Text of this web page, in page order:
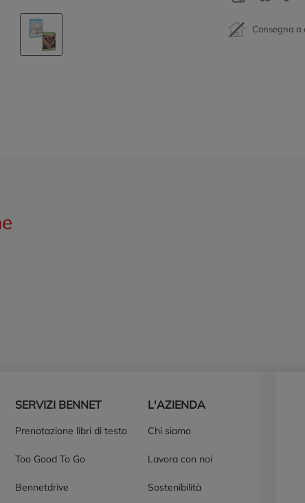
Consegna a
SERVIZI BENNET
Prenotazione libri di testo
Too Good To Go
Bennetdrive
L'AZIENDA
Chi siamo
Lavora con noi
Sostenibilità